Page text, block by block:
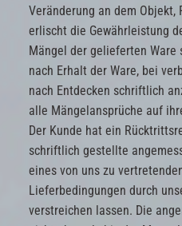
Veränderung an dem Objekt,
erlischt die Gewährleistung
Mängel der gelieferten Ware
nach Erhalt der Ware, bei
nach Entdecken schriftlich
alle Mängelansprüche auf
Der Kunde hat ein
schriftlich gestellte
eines von uns zu
Lieferbedingungen durch
verstreichen lassen. Die